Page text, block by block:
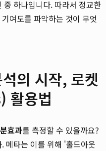
하나입니다. 따라서 정교한
여도를 파악하는 것이 무엇
의 시작, 로켓
활용법
효과를 측정할 수 있을까요?
메타는 이를 위해 '홀드아웃